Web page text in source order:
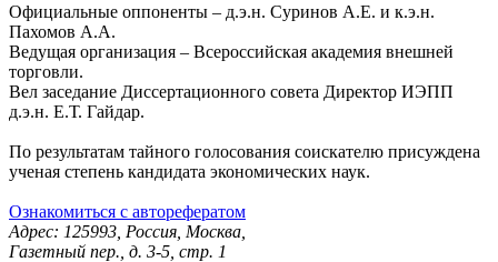
Официальные оппоненты – д.э.н. Суринов А.Е. и к.э.н.
Пахомов А.А.
Ведущая организация – Всероссийская академия внешней
торговли.
Вел заседание Диссертационного совета Директор ИЭПП
д.э.н. Е.Т. Гайдар.
По результатам тайного голосования соискателю присуждена
ученая степень кандидата экономических наук.
Ознакомиться с авторефератом
Адрес: 125993, Россия, Москва,
Газетный пер., д. 3-5, стр. 1